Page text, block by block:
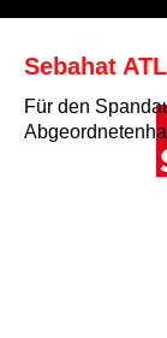
Sebahat
Für den